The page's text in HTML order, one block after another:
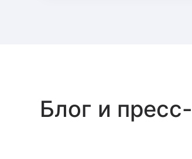
Блог и